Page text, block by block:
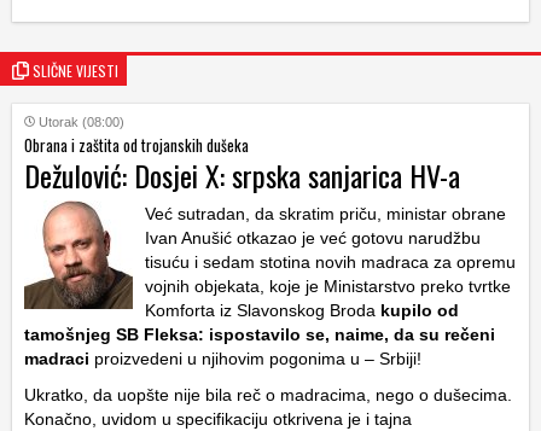
SLIČNE VIJESTI
Utorak (08:00)
Obrana i zaštita od trojanskih dušeka
Dežulović: Dosjei X: srpska sanjarica HV-a
Već sutradan, da skratim priču, ministar obrane
Ivan Anušić otkazao je već gotovu narudžbu
tisuću i sedam stotina novih madraca za opremu
vojnih objekata, koje je Ministarstvo preko tvrtke
Komforta iz Slavonskog Broda kupilo od
tamošnjeg SB Fleksa: ispostavilo se, naime, da su rečeni
madraci proizvedeni u njihovim pogonima u – Srbiji!
Ukratko, da uopšte nije bila reč o madracima, nego o dušecima.
Konačno, uvidom u specifikaciju otkrivena je i tajna